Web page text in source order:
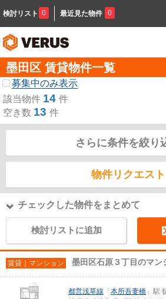
検討リスト 0 最近見た物件 0
墨田区 賃貸物件一覧
募集中のみ表示
該当物件 14 件
空き数 13 件
さらに条件を絞り
物件リクエスト
チェックした物件をまとめて
検討リストに追加
賃貸｜マンション 墨田区石原３丁目のマン
都営浅草線 「 本所吾妻橋 」駅